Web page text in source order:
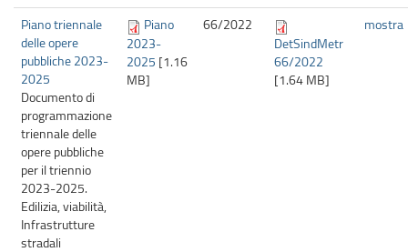
Piano triennale
delle opere
pubbliche 2023-
2025
Documento di
programmazione
triennale delle
opere pubbliche
per il triennio
2023-2025.
Edilizia, viabilità,
Infrastrutture
stradali
Piano
2023-
2025 [1.16
MB]
66/2022
DetSindMetr
66/2022
[1.64 MB]
mostra